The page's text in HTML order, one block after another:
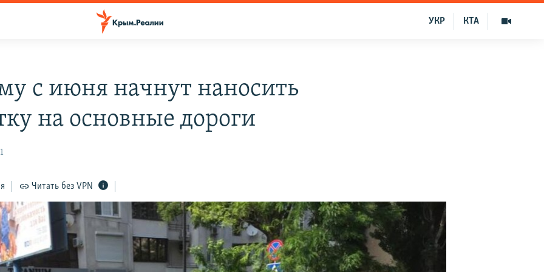
КТА
УКР
с июня начнут наносить
на основные дороги
Читать без VPN